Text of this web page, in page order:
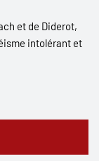
et de Diderot,
intolérant et